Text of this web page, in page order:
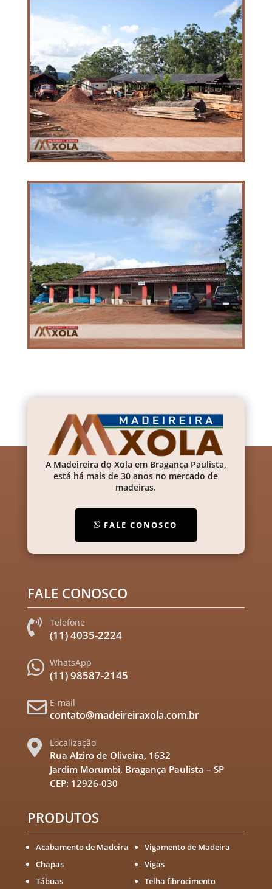
A Madeireira do Xola em Bragança Paulista,
está há mais de 30 anos no mercado de
madeiras.
FALE CONOSCO
FALE CONOSCO
 Telefone
(11) 4035-2224
 WhatsApp
(11) 98587-2145
 E-mail
contato@madeireiraxola.com.br
 Localização
Rua Alziro de Oliveira, 1632
Jardim Morumbi, Bragança Paulista – SP
CEP: 12926-030
PRODUTOS
Acabamento de Madeira
Chapas
Tábuas
Vigamento de Madeira
Vigas
Telha fibrocimento